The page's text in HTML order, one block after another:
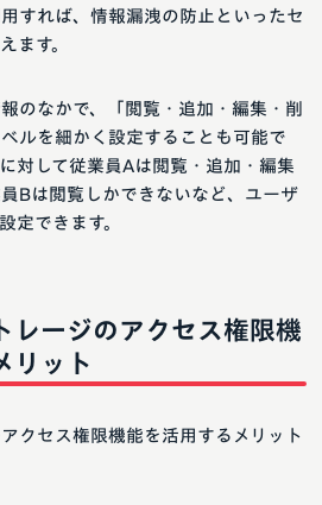
すれば、情報漏洩の防止といったセ
ます。
のなかで、「閲覧・追加・編集・削
ルを細かく設定することも可能で
対して従業員Aは閲覧・追加・編集
Bは閲覧しかできないなど、ユーザ
定できます。
レージのアクセス権限機
リット
クセス権限機能を活用するメリット